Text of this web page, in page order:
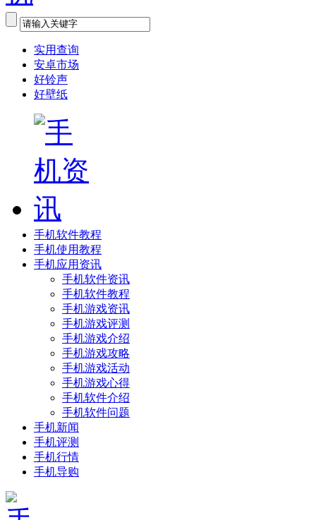
实用查询
安卓市场
好铃声
好壁纸
手机软件教程
手机使用教程
手机应用资讯
手机软件资讯
手机软件教程
手机游戏资讯
手机游戏评测
手机游戏介绍
手机游戏攻略
手机游戏活动
手机游戏心得
手机软件介绍
手机软件问题
手机新闻
手机评测
手机行情
手机导购